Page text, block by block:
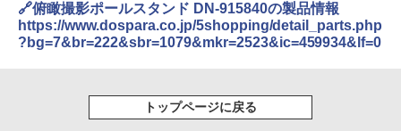
🔗俯瞰撮影ポールスタンド DN-915840の製品情報
https://www.dospara.co.jp/5shopping/detail_parts.php
?bg=7&br=222&sbr=1079&mkr=2523&ic=459934&lf=0
トップページに戻る